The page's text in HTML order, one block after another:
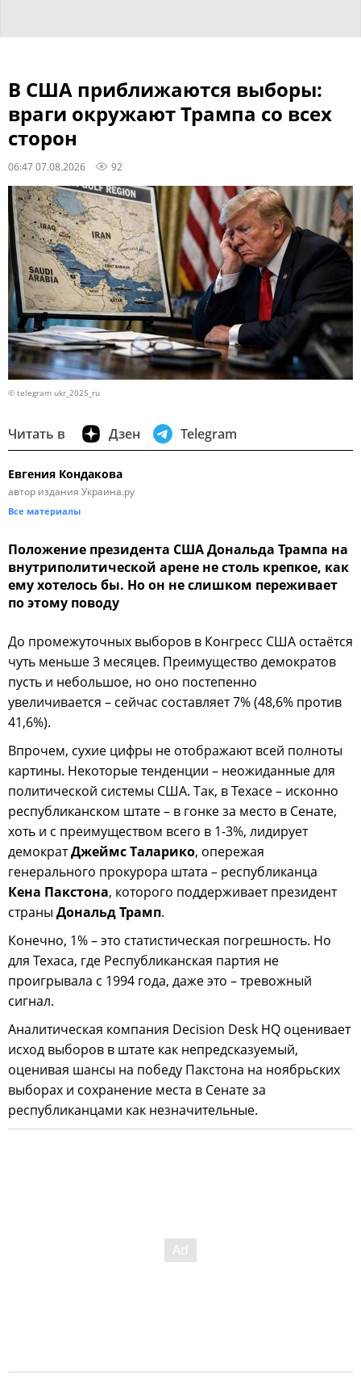
В США приближаются выборы:
враги окружают Трампа со всех
сторон
06:47 07.08.2026 92
© telegram ukr_2025_ru
Читать в Дзен Telegram
Евгения Кондакова
автор издания Украина.ру
Все материалы
Положение президента США Дональда Трампа на
внутриполитической арене не столь крепкое, как
ему хотелось бы. Но он не слишком переживает
по этому поводу
До промежуточных выборов в Конгресс США остаётся
чуть меньше 3 месяцев. Преимущество демократов
пусть и небольшое, но оно постепенно
увеличивается – сейчас составляет 7% (48,6% против
41,6%).
Впрочем, сухие цифры не отображают всей полноты
картины. Некоторые тенденции – неожиданные для
политической системы США. Так, в Техасе – исконно
республиканском штате – в гонке за место в Сенате,
хоть и с преимуществом всего в 1-3%, лидирует
демократДжеймс Таларико, опережая
генерального прокурора штата – республиканца
Кена Пакстона, которого поддерживает президент
страны Дональд Трамп.
Конечно, 1% – это статистическая погрешность. Но
для Техаса, где Республиканская партия не
проигрывала с 1994 года, даже это – тревожный
сигнал.
Аналитическая компания Decision Desk HQ оценивает
исход выборов в штате как непредсказуемый,
оценивая шансы на победу Пакстона на ноябрьских
выборах и сохранение места в Сенате за
республиканцами как незначительные.